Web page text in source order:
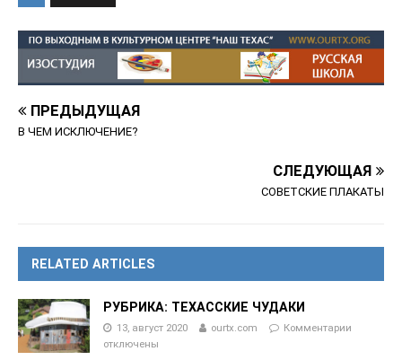
ПРЕДЫДУЩАЯ
В ЧЕМ ИСКЛЮЧЕНИЕ?
СЛЕДУЮЩАЯ
СОВЕТСКИЕ ПЛАКАТЫ
RELATED ARTICLES
РУБРИКА: ТЕХАССКИЕ ЧУДАКИ
13, август 2020 ourtx.com
Комментарии
отключены